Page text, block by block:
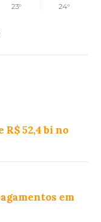
23° 24°
52,4 bi no
em